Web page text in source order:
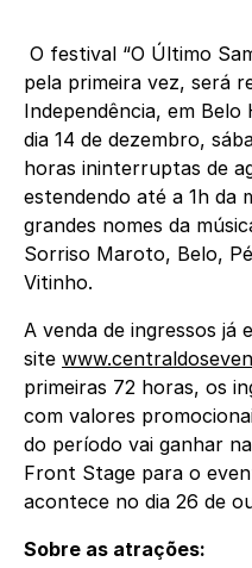
O festival “O Último
pela primeira vez, será
Independência, em
dia 14 de dezembro,
horas ininterruptas de
estendendo até a 1h da
grandes nomes da
Sorriso Maroto, Belo,
Vitinho.
A venda de ingressos já
site
primeiras 72 horas, os
com valores
do período vai ganhar
Front Stage para o
acontece no dia 26 de
Sobre as atrações: